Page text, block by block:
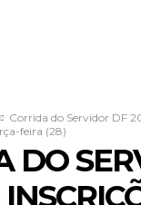
Corrida do Servidor DF
feira (28)
DO